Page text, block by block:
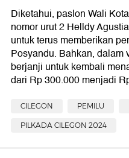
Diketahui, paslon Wali
nomor urut 2 Helldy
untuk terus memberikan
Posyandu. Bahkan,
berjanji untuk kembali
dari Rp 300.000 menjadi
CILEGON PEMILU
PILKADA CILEGON 2024